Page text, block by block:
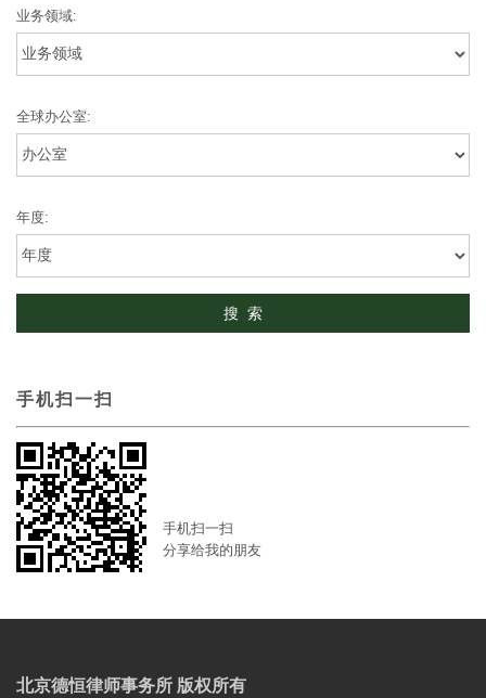
业务领域:
全球办公室:
年度:
手机扫一扫
手机扫一扫
分享给我的朋友
北京德恒律师事务所 版权所有